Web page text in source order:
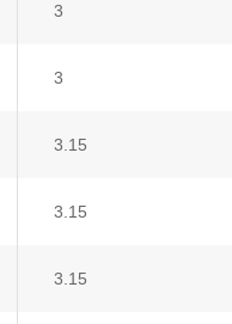
3
3
3.15
3.15
3.15